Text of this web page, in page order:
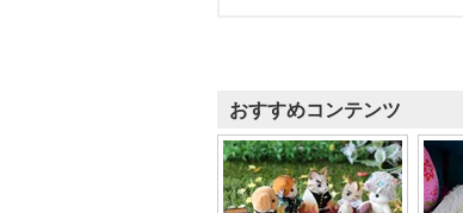
おすすめコンテンツ